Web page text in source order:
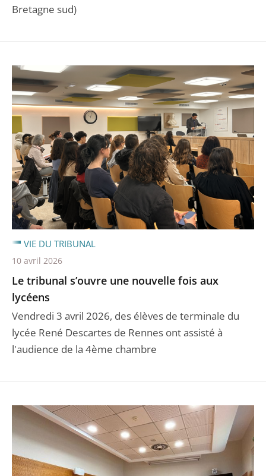
Bretagne sud)
Le tribunal s’ouvre une nouvelle fois aux
lycéens
Vendredi 3 avril 2026, des élèves de terminale du
lycée René Descartes de Rennes ont assisté à
l'audience de la 4ème chambre
VIE DU TRIBUNAL
10 avril 2026